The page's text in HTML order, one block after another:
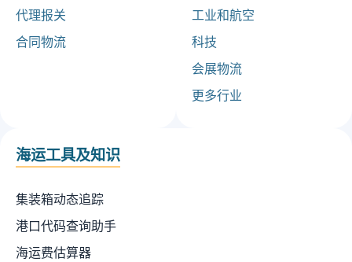
代理报关
合同物流
工业和航空
科技
会展物流
更多行业
海运工具及知识
集装箱动态追踪
港口代码查询助手
海运费估算器